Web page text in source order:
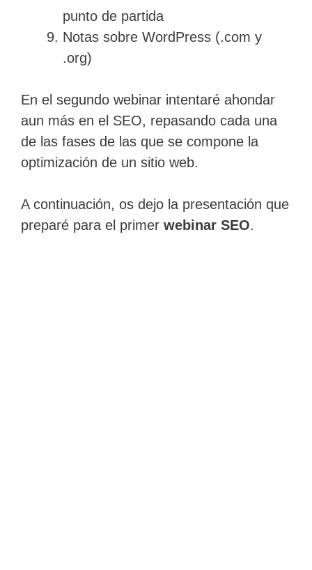
punto de partida
Notas sobre WordPress (.com y
.org)
En el segundo webinar intentaré ahondar
aun más en el SEO, repasando cada una
de las fases de las que se compone la
optimización de un sitio web.
A continuación, os dejo la presentación que
preparé para el primer webinar SEO.